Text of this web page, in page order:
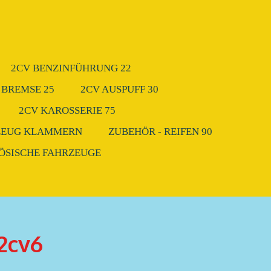
2CV BENZINFÜHRUNG 22
25
2CV AUSPUFF 30
2CV KAROSSERIE 75
KLAMMERN
ZUBEHÖR - REIFEN 90
FAHRZEUGE